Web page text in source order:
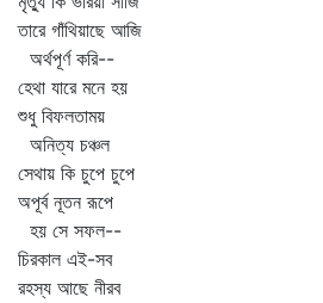
তারে গাঁথিয়াছে আজি
অর্থপূর্ণ করি--
হেথা যারে মনে হয়
শুধু বিফলতাময়
অনিত্য চঞ্চল
সেথায় কি চুপে চুপে
অপূর্ব নূতন রূপে
হয় সে সফল--
চিরকাল এই-সব
রহস্য আছে নীরব